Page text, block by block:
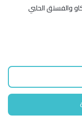
والفستق الحلبي